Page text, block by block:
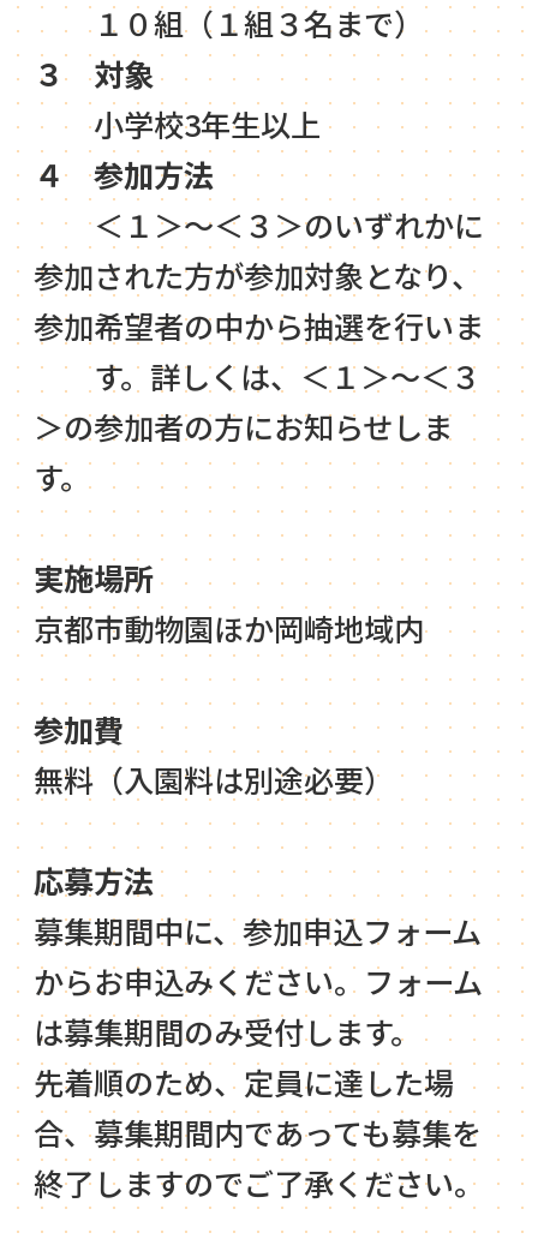
１０組（１組３名まで）
３ 対象
小学校3年生以上
４ 参加方法
＜１＞～＜３＞のいずれかに
参加された方が参加対象となり、
参加希望者の中から抽選を行いま
す。詳しくは、＜１＞～＜３
＞の参加者の方にお知らせしま
す。
実施場所
京都市動物園ほか岡崎地域内
参加費
無料（入園料は別途必要）
応募方法
募集期間中に、参加申込フォーム
からお申込みください。フォーム
は募集期間のみ受付します。
先着順のため、定員に達した場
合、募集期間内であっても募集を
終了しますのでご了承ください。